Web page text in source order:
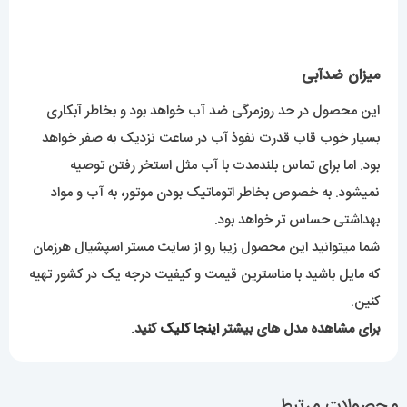
شما میتوانید این محصول زیبا رو از سایت مستر اسپشیال هرزمان
که مایل باشید با مناسترین قیمت و کیفیت درجه یک در کشور تهیه
کنین.
برای مشاهده مدل های بیشتر اینجا کلیک کنید.
محصولات مرتبط